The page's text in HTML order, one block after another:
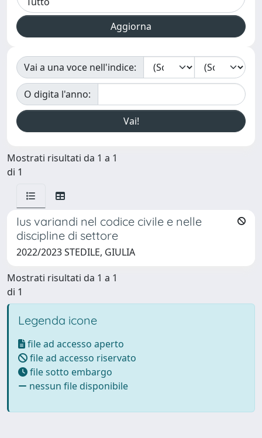
Vai a una voce nell'indice:
O digita l'anno:
Mostrati risultati da 1 a 1
di 1
Ius variandi nel codice civile e nelle
discipline di settore
2022/2023 STEDILE, GIULIA
Mostrati risultati da 1 a 1
di 1
Legenda icone
file ad accesso aperto
file ad accesso riservato
file sotto embargo
nessun file disponibile